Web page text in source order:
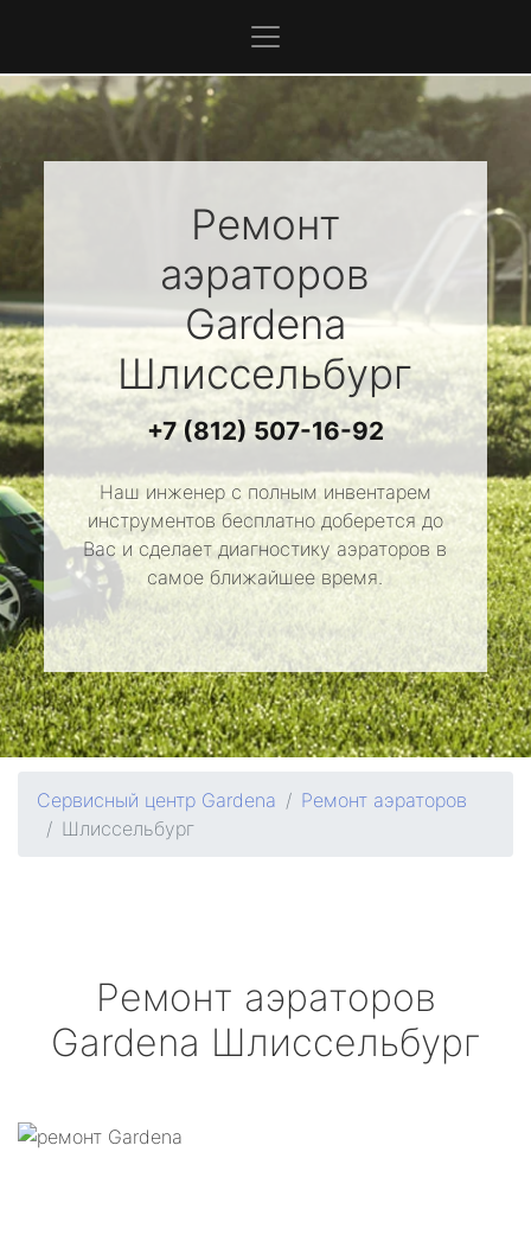
Ремонт
аэраторов
Gardena
Шлиссельбург
+7 (812) 507-16-92
Наш инженер с полным инвентарем
инструментов бесплатно доберется до
Вас и сделает диагностику аэраторов в
самое ближайшее время.
Сервисный центр Gardena
Ремонт аэраторов
Шлиссельбург
Ремонт аэраторов
Gardena Шлиссельбург